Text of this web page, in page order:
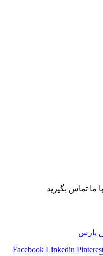
ما تماس بگیرید
پارس
Facebook Linkedin